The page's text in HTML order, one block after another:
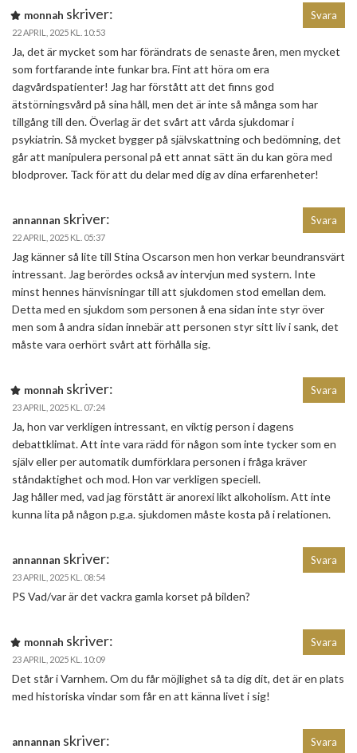
monnah skriver:
22 APRIL, 2025 KL. 10:53
Ja, det är mycket som har förändrats de senaste åren, men mycket
som fortfarande inte funkar bra. Fint att höra om era
dagvårdspatienter! Jag har förstått att det finns god
ätstörningsvård på sina håll, men det är inte så många som har
tillgång till den. Överlag är det svårt att vårda sjukdomar i
psykiatrin. Så mycket bygger på självskattning och bedömning, det
går att manipulera personal på ett annat sätt än du kan göra med
blodprover. Tack för att du delar med dig av dina erfarenheter!
Svara
annannan skriver:
22 APRIL, 2025 KL. 05:37
Jag känner så lite till Stina Oscarson men hon verkar beundransvärt
intressant. Jag berördes också av intervjun med systern. Inte
minst hennes hänvisningar till att sjukdomen stod emellan dem.
Detta med en sjukdom som personen å ena sidan inte styr över
men som å andra sidan innebär att personen styr sitt liv i sank, det
måste vara oerhört svårt att förhålla sig.
Svara
monnah skriver:
23 APRIL, 2025 KL. 07:24
Ja, hon var verkligen intressant, en viktig person i dagens
debattklimat. Att inte vara rädd för någon som inte tycker som en
själv eller per automatik dumförklara personen i fråga kräver
ståndaktighet och mod. Hon var verkligen speciell.
Jag håller med, vad jag förstått är anorexi likt alkoholism. Att inte
kunna lita på någon p.g.a. sjukdomen måste kosta på i relationen.
Svara
annannan skriver:
23 APRIL, 2025 KL. 08:54
PS Vad/var är det vackra gamla korset på bilden?
Svara
monnah skriver:
23 APRIL, 2025 KL. 10:09
Det står i Varnhem. Om du får möjlighet så ta dig dit, det är en plats
med historiska vindar som får en att känna livet i sig!
Svara
annannan skriver: Svara